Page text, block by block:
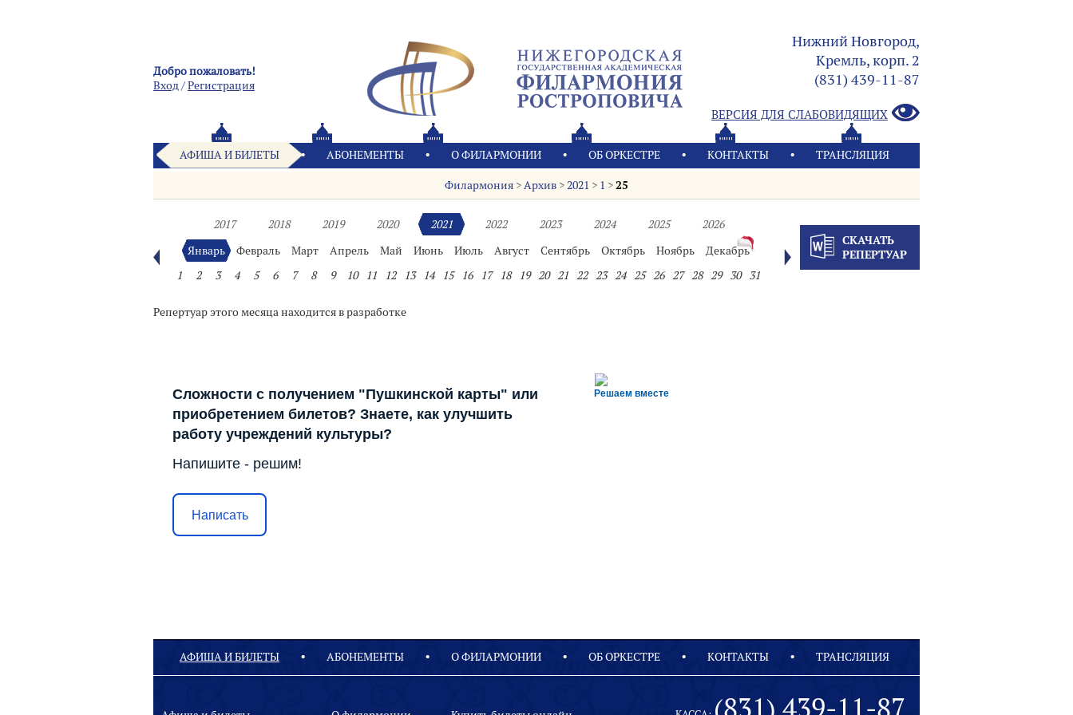
Добро пожаловать!
Вход/Pегистрация
Нижний Новгород,
Кремль, корп. 2
(831) 439-11-87
ВЕРСИЯ ДЛЯ СЛАБОВИДЯЩИХ
АФИША И БИЛЕТЫ АБОНЕМЕНТЫ О ФИЛАРМОНИИ OБ ОРКЕСТРЕ КОНТАКТЫ ТРАНСЛЯЦИЯ
Филармония >Архив >2021 > 1 >25
2017 2018 2019 2020 2021 2022 2023 2024 2025
2026
Январь
Февраль Март Апрель Май Июнь Июль Август Сентябрь Октябрь Ноябрь
Декабрь
1
2 3 4 5 6 7 8 9 10 11 12 13 14 15 16 17 18 19 20 21 22 23 24 25 26 27 28 29 30 31
СКАЧАТЬ
РЕПЕРТУАР
Репертуар этого месяца находится в разработке
Решаем вместе
Сложности с получением "Пушкинской карты" или
приобретением билетов? Знаете, как улучшить
работу учреждений культуры?
Напишите - решим!
Написать
АФИША И БИЛЕТЫ АБОНЕМЕНТЫ О ФИЛАРМОНИИ OБ ОРКЕСТРЕ КОНТАКТЫ ТРАНСЛЯЦИЯ